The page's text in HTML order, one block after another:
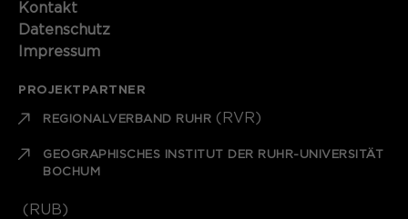
Kontakt​​​​​
Datenschutz
Impressum
PROJEKTPARTNER
REGIONALVERBAND RUHR (RVR)
GEOGRAPHISCHES INSTITUT DER RUHR-UNIVERSITÄT
BOCHUM
(RUB)